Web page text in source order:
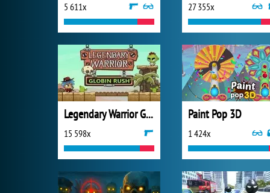
5 611x 27 355x
Legendary Warrior Goblin Rush
15 598x
Paint Pop 3D
1 424x